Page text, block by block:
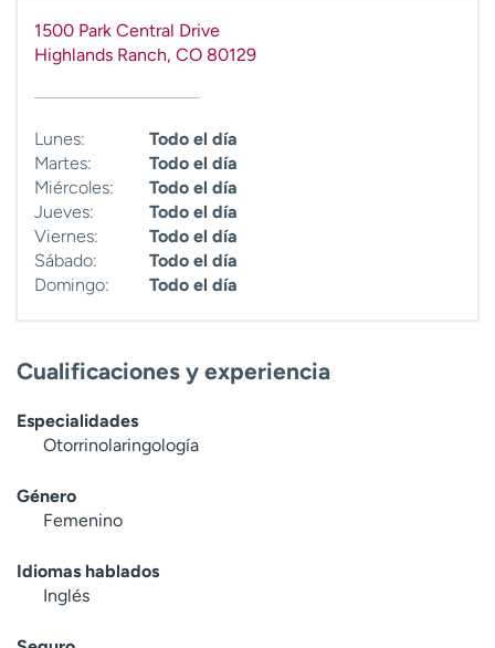
1500 Park Central Drive
Highlands Ranch, CO 80129
Lunes:
Todo el día
Martes:
Todo el día
Miércoles:
Todo el día
Jueves:
Todo el día
Viernes:
Todo el día
Sábado:
Todo el día
Domingo:
Todo el día
Cualificaciones y experiencia
Especialidades
Otorrinolaringología
Género
Femenino
Idiomas hablados
Inglés